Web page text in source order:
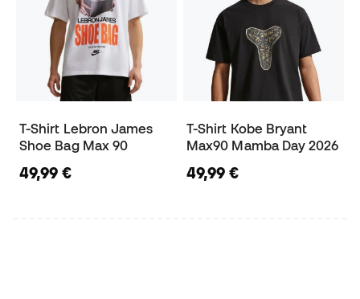
T-Shirt Lebron James
Shoe Bag Max 90
49,99 €
T-Shirt Kobe Bryant
Max90 Mamba Day 2026
49,99 €